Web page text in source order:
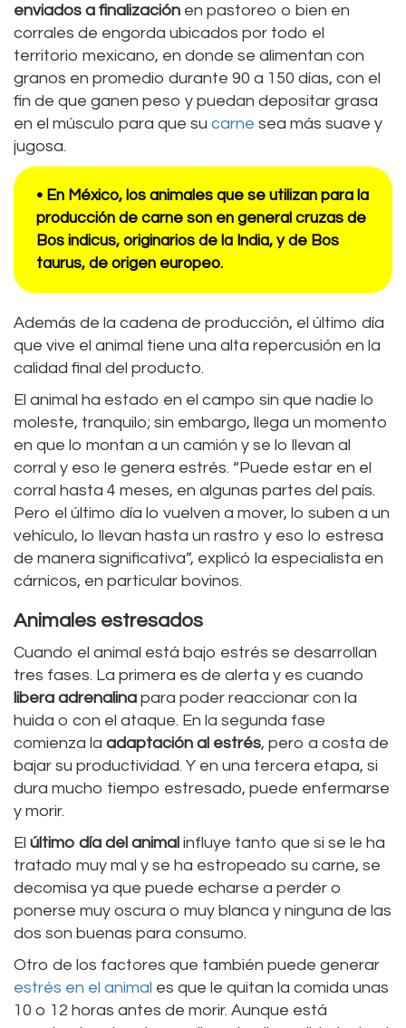
enviados a finalización en pastoreo o bien en
corrales de engorda ubicados por todo el
territorio mexicano, en donde se alimentan con
granos en promedio durante 90 a 150 días, con el
fin de que ganen peso y puedan depositar grasa
en el músculo para que su carne sea más suave y
jugosa.
• En México, los animales que se utilizan para la
producción de carne son en general cruzas de
Bos indicus, originarios de la India, y de Bos
taurus, de origen europeo.
Además de la cadena de producción, el último día
que vive el animal tiene una alta repercusión en la
calidad final del producto.
El animal ha estado en el campo sin que nadie lo
moleste, tranquilo; sin embargo, llega un momento
en que lo montan a un camión y se lo llevan al
corral y eso le genera estrés. “Puede estar en el
corral hasta 4 meses, en algunas partes del país.
Pero el último día lo vuelven a mover, lo suben a un
vehículo, lo llevan hasta un rastro y eso lo estresa
de manera significativa”, explicó la especialista en
cárnicos, en particular bovinos.
Animales estresados
Cuando el animal está bajo estrés se desarrollan
tres fases. La primera es de alerta y es cuando
libera adrenalina para poder reaccionar con la
huida o con el ataque. En la segunda fase
comienza la adaptación al estrés, pero a costa de
bajar su productividad. Y en una tercera etapa, si
dura mucho tiempo estresado, puede enfermarse
y morir.
El último día del animal influye tanto que si se le ha
tratado muy mal y se ha estropeado su carne, se
decomisa ya que puede echarse a perder o
ponerse muy oscura o muy blanca y ninguna de las
dos son buenas para consumo.
Otro de los factores que también puede generar
estrés en el animal es que le quitan la comida unas
10 o 12 horas antes de morir. Aunque está